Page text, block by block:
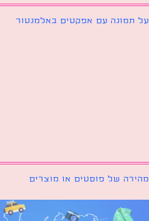
עם אפקטים באלמנטור
פוסטים או מוצרים